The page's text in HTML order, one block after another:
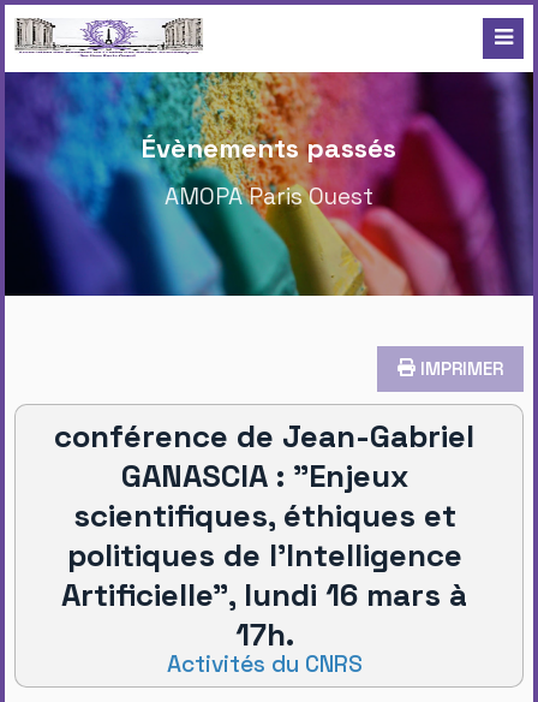
Évènements passés
AMOPA Paris Ouest
IMPRIMER
conférence de Jean-Gabriel
GANASCIA : "Enjeux
scientifiques, éthiques et
politiques de l’Intelligence
Artificielle", lundi 16 mars à
17h.
Activités du CNRS